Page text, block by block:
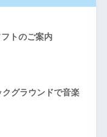
トのご案内
グラウンドで音楽